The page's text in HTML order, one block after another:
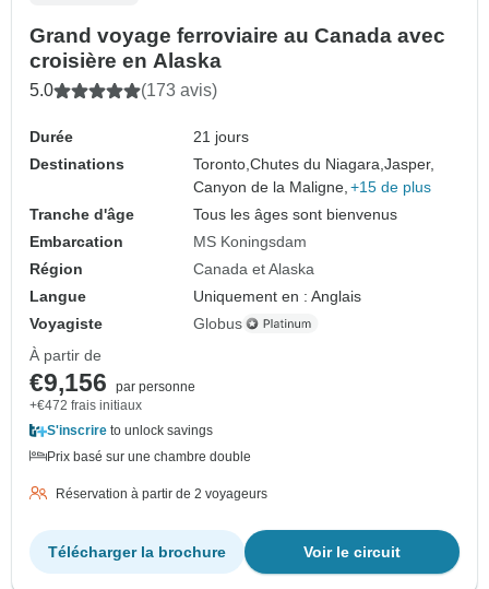
Grand voyage ferroviaire au Canada avec
croisière en Alaska
5.0 (173 avis)
Durée
21 jours
Destinations
Toronto,Chutes du Niagara,Jasper,
Canyon de la Maligne, +15 de plus
Tranche d'âge
Tous les âges sont bienvenus
Embarcation
MS Koningsdam
Région
Canada et Alaska
Langue
Uniquement en : Anglais
Voyagiste
Globus
À partir de
€9,156
par personne
+€472 frais initiaux
S'inscrire to unlock savings
Prix basé sur une chambre double
Réservation à partir de 2 voyageurs
Voir le circuit
Télécharger la brochure